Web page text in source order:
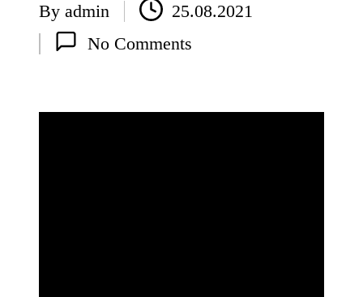
Posted
by
By admin
25.08.2021
No Comments